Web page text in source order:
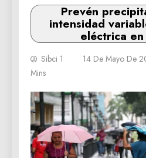
Prevén
intensidad
eléctrica
Sibci 1 14 De Mayo De
Mins